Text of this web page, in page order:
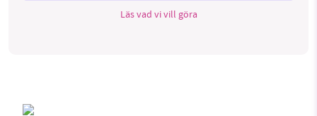
Läs vad vi vill göra